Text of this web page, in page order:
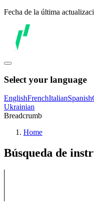
Fecha de la última
Select your language
EnglishFrenchItalianSpanish
Ukrainian
Breadcrumb
Home
Búsqueda de